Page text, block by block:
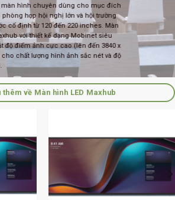
màn hình chuyên dùng cho mục đích
họp hội nghị lớn và hội trường
cố định từ 120 đến 220 inches. Màn
với thiết kế dạng Mobinet siêu
độ điểm ảnh cực cao (lên đến 3840 x
cho chất lượng hình ảnh sắc nét và độ
thêm về Màn hình LED Maxhub